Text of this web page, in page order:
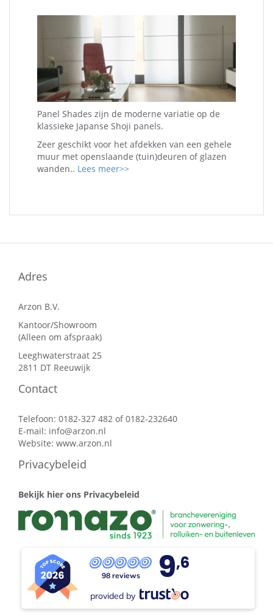
Panel Shades zijn de moderne variatie op de
klassieke Japanse Shoji panels.
Zeer geschikt voor het afdekken van een gehele
muur met openslaande (tuin)deuren of glazen
wanden.. Lees meer>>
Adres
Arzon B.V.
Kantoor/Showroom
(Alleen om afspraak)
Leeghwaterstraat 25
2811 DT Reeuwijk
Contact
Telefoon: 0182-327 482 of 0182-232640
E-mail: info@arzon.nl
Website: www.arzon.nl
Privacybeleid
Bekijk hier ons Privacybeleid
98 reviews 9,6
provided by